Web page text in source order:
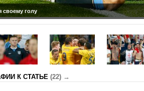
своему голу
К СТАТЬЕ (22) →